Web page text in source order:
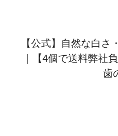
【公式】自然な白
｜【4個で送料弊社
歯